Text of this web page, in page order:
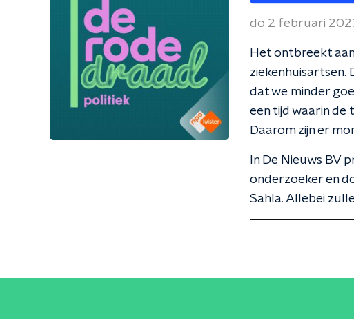
do 2 februari
Het ontbreekt
ziekenhuisartsen.
dat we minder
een tijd waarin de
Daarom zijn er
In De Nieuws BV
onderzoeker en
Sahla. Allebei